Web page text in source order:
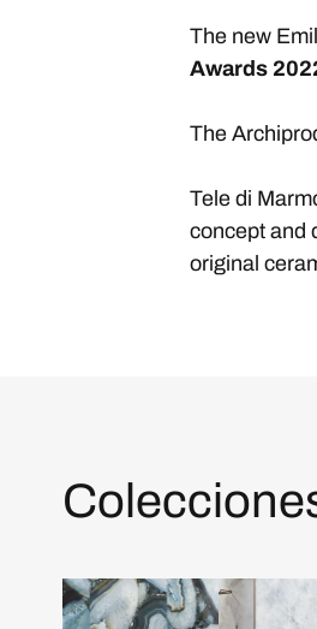
The new
Awards
The
Tele di
concept and
original